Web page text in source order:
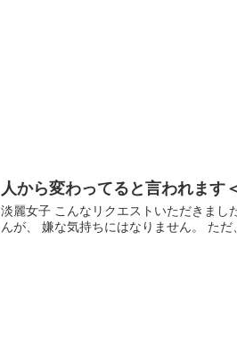
人から変わってると言われます
淡麗女子 こんなリクエストいただきまし
んが、 嫌な気持ちにはなりません。 た